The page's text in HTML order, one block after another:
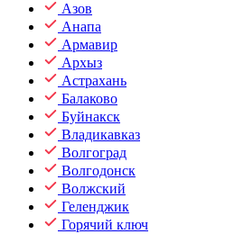
Азов
Анапа
Армавир
Архыз
Астрахань
Балаково
Буйнакск
Владикавказ
Волгоград
Волгодонск
Волжский
Геленджик
Горячий ключ